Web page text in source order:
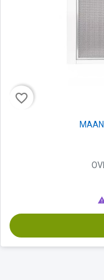
favorite_border